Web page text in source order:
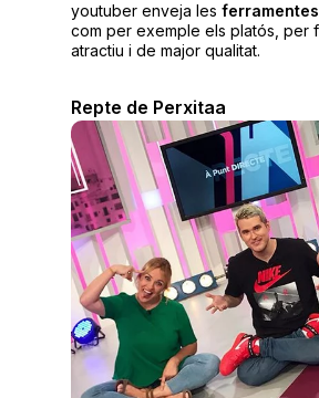
youtuber enveja les
com per exemple els platós, per
atractiu i de major qualitat.
Repte de Perxitaa